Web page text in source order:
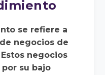
se refiere a
negocios de
negocios
su bajo